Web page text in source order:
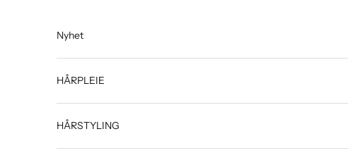
Nyhet
HÅRPLEIE
HÅRSTYLING